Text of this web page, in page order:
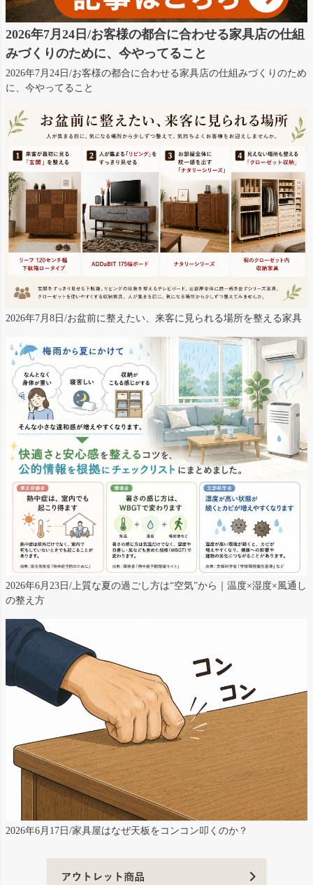
2026年7月24日/お客様の都合に合わせる家具店の仕組
みづくりのために、今やってること
2026年7月24日/お客様の都合に合わせる家具店の仕組みづくりのため
に、今やってること
2026年7月8日/お盆前に整えたい、来客に見られる場所を整える家具
2026年6月23日/上質な夏の過ごし方は“空気”から｜温度×湿度×風通し
の整え方
2026年6月17日/家具屋はなぜ天板をコンコン叩くのか？